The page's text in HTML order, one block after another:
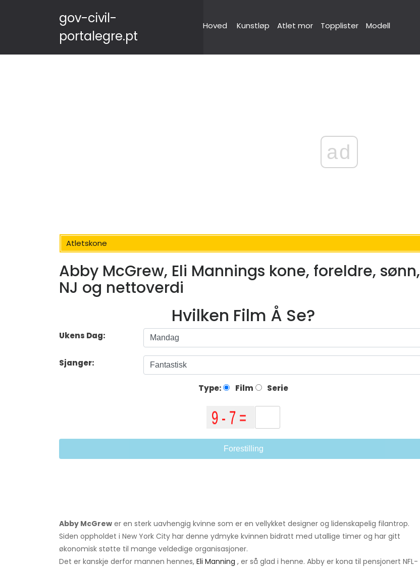
gov-civil-
portalegre.pt
Hoved Kunstløp Atlet mor Topplister Modell
ad
Atletskone
Abby McGrew, Eli Mannings kone, foreldre, sønn,
NJ og nettoverdi
Hvilken Film Å Se?
Ukens Dag:
Sjanger:
Type: Film Serie
Forestilling
Abby McGrew er en sterk uavhengig kvinne som er en vellykket designer og lidenskapelig filantrop.
Siden oppholdet i New York City har denne ydmyke kvinnen bidratt med utallige timer og har gitt
økonomisk støtte til mange veldedige organisasjoner.
Det er kanskje derfor mannen hennes, Eli Manning , er så glad i henne. Abby er kona til pensjonert NFL-